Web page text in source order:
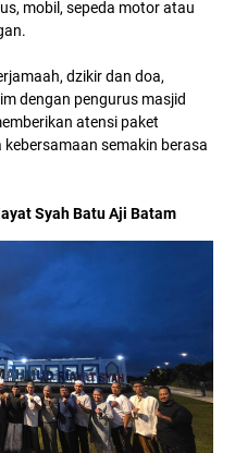
mobil, sepeda motor atau
dzikir dan doa,
dengan pengurus masjid
atensi paket
semakin berasa
Syah Batu Aji Batam